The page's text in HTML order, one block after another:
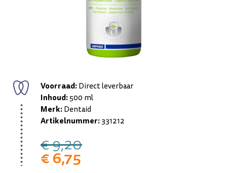
Voorraad:Direct leverbaar
Inhoud:500 ml
Merk:Dentaid
Artikelnummer:331212
€ 9,20
€ 6,75